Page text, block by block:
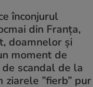
înconjurul
din Franța,
doamnelor și
moment de
scandal de la
ziarele ”fierb” pur